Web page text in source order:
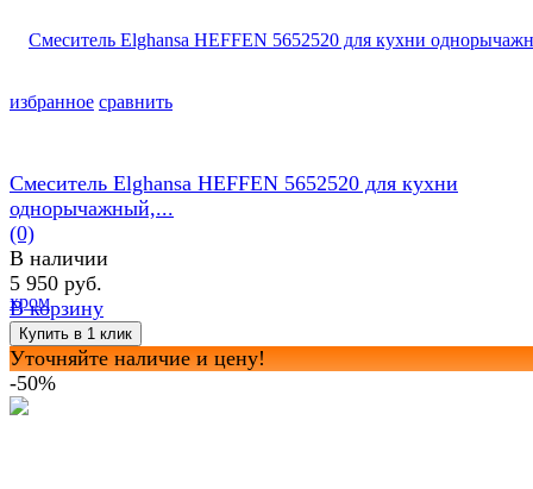
избранное сравнить
Смеситель Elghansa HEFFEN 5652520 для кухни
однорычажный,...
(0)
В наличии
5 950 руб.
В корзину
Уточняйте наличие и цену!
-50%